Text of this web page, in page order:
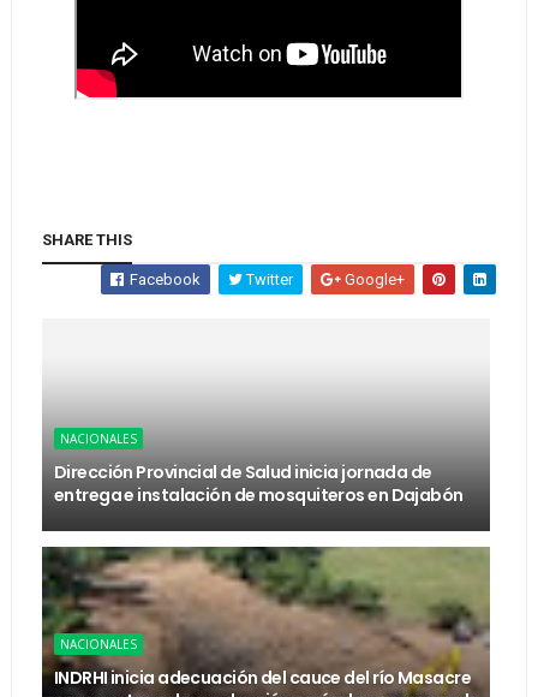
SHARE THIS
Facebook Twitter Google+
NACIONALES
Dirección Provincial de Salud inicia jornada de
entrega e instalación de mosquiteros en Dajabón
NACIONALES
INDRHI inicia adecuación del cauce del río Masacre